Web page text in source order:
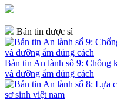
Bản tin dược sĩ
Bản tin An lành số 9: Chống
và dưỡng ẩm đúng cách